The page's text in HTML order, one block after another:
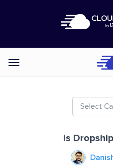
Categories
Select
Is